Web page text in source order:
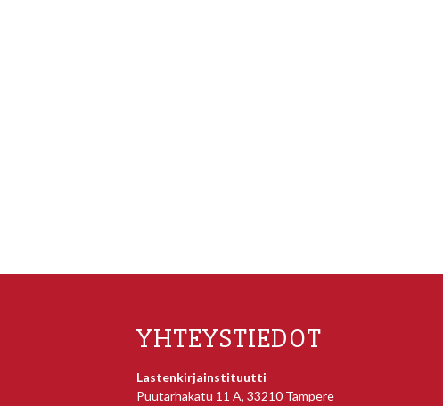
YHTEYSTIEDOT
Lastenkirjainstituutti
Puutarhakatu 11 A, 33210 Tampere